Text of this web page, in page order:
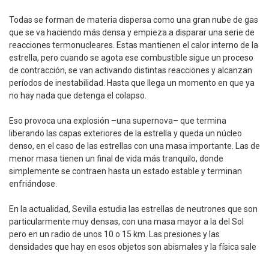
Todas se forman de materia dispersa como una gran nube de gas
que se va haciendo más densa y empieza a disparar una serie de
reacciones termonucleares. Estas mantienen el calor interno de la
estrella, pero cuando se agota ese combustible sigue un proceso
de contracción, se van activando distintas reacciones y alcanzan
períodos de inestabilidad. Hasta que llega un momento en que ya
no hay nada que detenga el colapso.
Eso provoca una explosión –una supernova– que termina
liberando las capas exteriores de la estrella y queda un núcleo
denso, en el caso de las estrellas con una masa importante. Las de
menor masa tienen un final de vida más tranquilo, donde
simplemente se contraen hasta un estado estable y terminan
enfriándose.
En la actualidad, Sevilla estudia las estrellas de neutrones que son
particularmente muy densas, con una masa mayor a la del Sol
pero en un radio de unos 10 o 15 km. Las presiones y las
densidades que hay en esos objetos son abismales y la física sale